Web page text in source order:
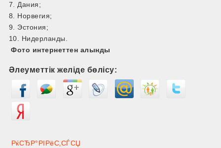
7. Дания;
8. Норвегия;
9. Эстония;
10. Нидерланды.
Фото интернеттен алынды
Әлеуметтік желіде бөлісу:
РќСЂР°РІРёС‚СЃСЏ